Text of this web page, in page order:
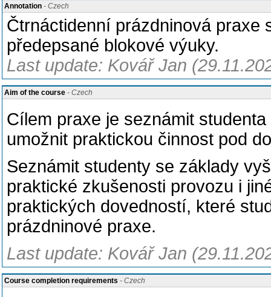
Annotation - Czech
Čtrnáctidenní prázdninová praxe
předepsané blokové výuky.
Last update: Kovář Jan
Aim of the course - Czech
Cílem praxe je seznámit
umožnit praktickou činnost pod
Seznámit studenty se základy
praktické zkušenosti provozu i
praktických dovedností, které
prázdninové praxe.
Last update: Kovář Jan
Course completion requirements - Czech